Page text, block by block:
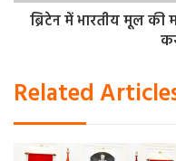
ब्रिटेन में भारतीय मूल की
Related